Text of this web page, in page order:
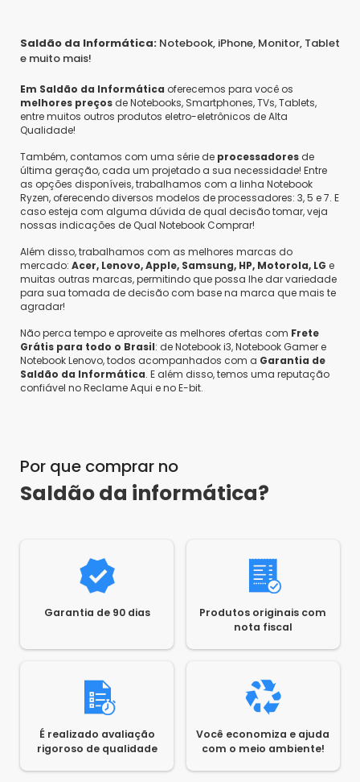
Saldão da Informática: Notebook, iPhone, Monitor, Tablet
e muito mais!
Em Saldão da Informática oferecemos para você os
melhores preços de Notebooks, Smartphones, TVs, Tablets,
entre muitos outros produtos eletro-eletrônicos de Alta
Qualidade!
Também, contamos com uma série de processadores de
última geração, cada um projetado a sua necessidade! Entre
as opções disponíveis, trabalhamos com a linha Notebook
Ryzen, oferecendo diversos modelos de processadores: 3, 5 e 7. E
caso esteja com alguma dúvida de qual decisão tomar, veja
nossas indicações de Qual Notebook Comprar!
Além disso, trabalhamos com as melhores marcas do
mercado: Acer, Lenovo, Apple, Samsung, HP, Motorola, LG e
muitas outras marcas, permitindo que possa lhe dar variedade
para sua tomada de decisão com base na marca que mais te
agradar!
Não perca tempo e aproveite as melhores ofertas com Frete
Grátis para todo o Brasil: de Notebook i3, Notebook Gamer e
Notebook Lenovo, todos acompanhados com a Garantia de
Saldão da Informática. E além disso, temos uma reputação
confiável no Reclame Aqui e no E-bit.
Por que comprar no
Saldão da informática?
Garantia de 90 dias
Produtos originais com
nota fiscal
É realizado avaliação
rigoroso de qualidade
Você economiza e ajuda
com o meio ambiente!